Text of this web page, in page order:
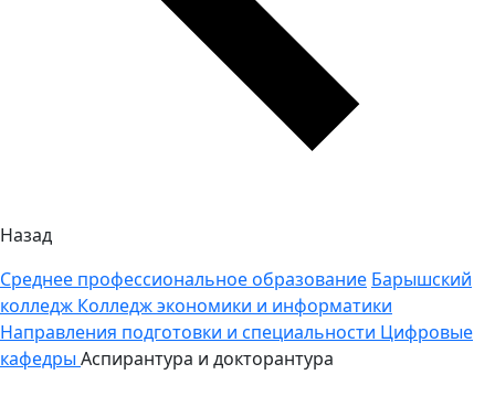
Назад
Среднее профессиональное образование Барышский
колледж Колледж экономики и информатики
Направления подготовки и специальности Цифровые
кафедры Аспирантура и докторантура